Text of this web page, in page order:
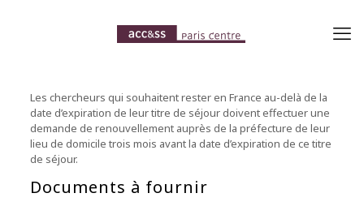
Les chercheurs qui souhaitent rester en France au-delà de la
date d’expiration de leur titre de séjour doivent effectuer une
demande de renouvellement auprès de la préfecture de leur
lieu de domicile trois mois avant la date d’expiration de ce titre
de séjour.
Documents à fournir